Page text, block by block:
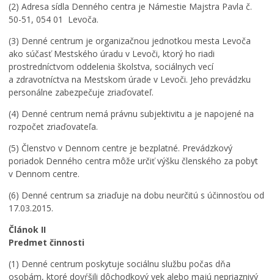
(2) Adresa sídla Denného centra je Námestie Majstra Pavla č.
50-51, 054 01 Levoča.
(3) Denné centrum je organizačnou jednotkou mesta Levoča
ako súčasť Mestského úradu v Levoči, ktorý ho riadi
prostredníctvom oddelenia školstva, sociálnych vecí
a zdravotníctva na Mestskom úrade v Levoči. Jeho prevádzku
personálne zabezpečuje zriaďovateľ.
(4) Denné centrum nemá právnu subjektivitu a je napojené na
rozpočet zriaďovateľa.
(5) Členstvo v Dennom centre je bezplatné. Prevádzkový
poriadok Denného centra môže určiť výšku členského za pobyt
v Dennom centre.
(6) Denné centrum sa zriaďuje na dobu neurčitú s účinnosťou od
17.03.2015.
Článok II
Predmet činnosti
(1) Denné centrum poskytuje sociálnu službu počas dňa
osobám, ktoré dovŕšili dôchodkový vek alebo majú nepriaznivý